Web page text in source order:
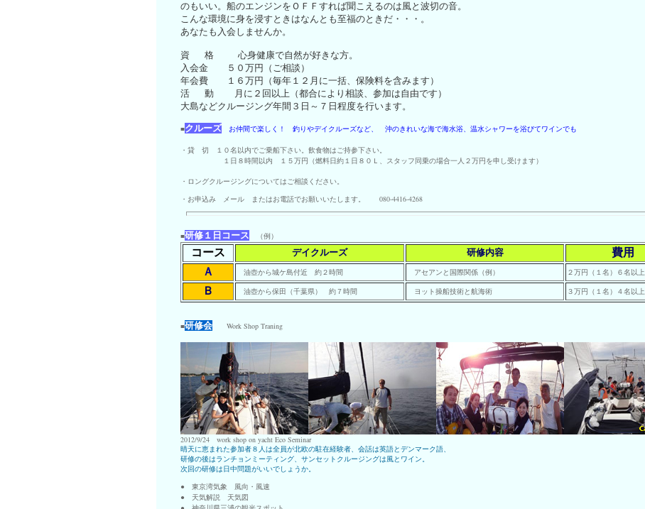
のもいい。船のエンジンをＯＦＦすれば聞こえるのは風と波切の音。
こんな環境に身を浸すときはなんとも至福のときだ・・・。
あなたも入会しませんか。
資 格 心身健康で自然が好きな方。
入会金 ５０万円（ご相談）
年会費 １６万円（毎年１２月に一括、保険料を含みます）
活 動 月に２回以上（都合により相談、参加は自由です）
大島などクルージング年間３日～７日程度を行います。
■クルーズ お仲間で楽しく！ 釣りやデイクルーズなど、 沖のきれいな海で海水浴、温水シャワーを浴びてワインでも
・貸 切 １０名以内でご乗船下さい。飲食物はご持参下さい。
１日８時間以内 １５万円（燃料日約１日８０Ｌ、スタッフ同乗の場合一人２万円を申し受けます）
・ロングクルージングについてはご相談ください。
・お申込み メール またはお電話でお願いいたします。 080-4416-4268
■研修１日コース （例）
コース デイクルーズ 研修内容
費用
Ａ
油壺から城ケ島付近 約２時間 アセアンと国際関係（例） ２万円（１名）６名以上
Ｂ 油壺から保田 （千葉県） 約７時間 ヨット操船技術と航海術 ３万円（１名）４名以上
■研修会 Work Shop Traning
2012/9/24 work shop on yacht Eco Seminar
晴天に恵まれた参加者８人は全員が北欧の駐在経験者、会話は英語とデンマーク語、
研修の後はランチョンミーティング、サンセットクルージングは風とワイン。
次回の研修は日中問題がいいでしょうか。
● 東京湾気象 風向・風速
● 天気解説 天気図